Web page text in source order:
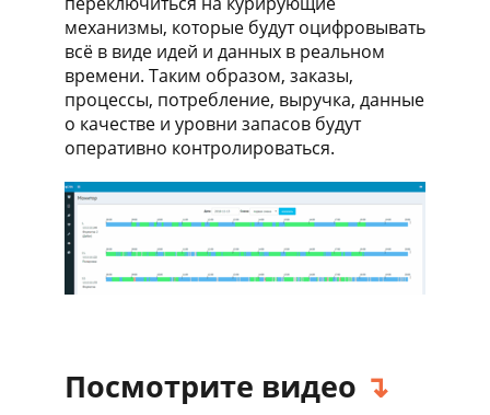
механизмы, которые будут оцифровывать
всё в виде идей и данных в реальном
времени. Таким образом, заказы,
процессы, потребление, выручка, данные
о качестве и уровни запасов будут
оперативно контролироваться.
Посмотрите видео ↴